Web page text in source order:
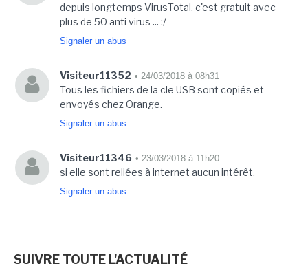
depuis longtemps VirusTotal, c'est gratuit avec
plus de 50 anti virus ... :/
Signaler un abus
Visiteur11352 • 24/03/2018 à 08h31
Tous les fichiers de la cle USB sont copiés et
envoyés chez Orange.
Signaler un abus
Visiteur11346 • 23/03/2018 à 11h20
si elle sont reliées à internet aucun intérêt.
Signaler un abus
SUIVRE TOUTE L'ACTUALITÉ